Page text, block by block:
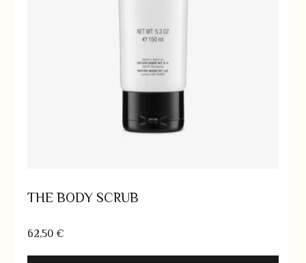
THE BODY SCRUB
62,50 €